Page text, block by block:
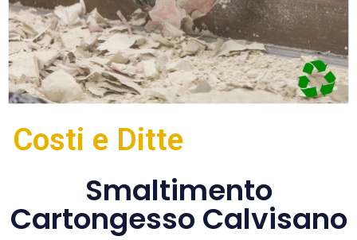
Costi e Ditte
Smaltimento
Cartongesso Calvisano